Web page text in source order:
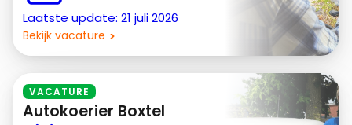
Laatste update: 21 juli 2026
Bekijk vacature
VACATURE
Autokoerier Boxtel